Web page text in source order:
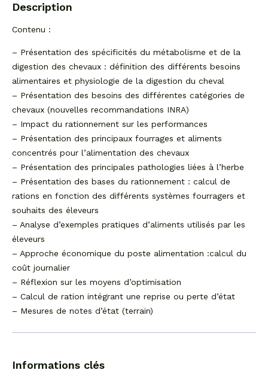
Description
Contenu :
– Présentation des spécificités du métabolisme et de la
digestion des chevaux : définition des différents besoins
alimentaires et physiologie de la digestion du cheval
– Présentation des besoins des différentes catégories de
chevaux (nouvelles recommandations INRA)
– Impact du rationnement sur les performances
– Présentation des principaux fourrages et aliments
concentrés pour l’alimentation des chevaux
– Présentation des principales pathologies liées à l’herbe
– Présentation des bases du rationnement : calcul de
rations en fonction des différents systèmes fourragers et
souhaits des éleveurs
– Analyse d’exemples pratiques d’aliments utilisés par les
éleveurs
– Approche économique du poste alimentation :calcul du
coût journalier
– Réflexion sur les moyens d’optimisation
– Calcul de ration intégrant une reprise ou perte d’état
– Mesures de notes d’état (terrain)
Informations clés